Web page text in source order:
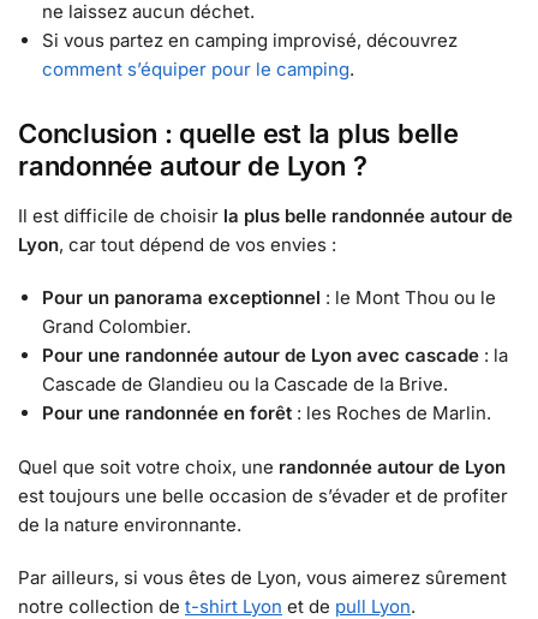
ne laissez aucun déchet.
Si vous partez en camping improvisé, découvrez
comment s’équiper pour le camping.
Conclusion : quelle est la plus belle
randonnée autour de Lyon ?
Il est difficile de choisir la plus belle randonnée autour de
Lyon, car tout dépend de vos envies :
Pour un panorama exceptionnel : le Mont Thou ou le
Grand Colombier.
Pour une randonnée autour de Lyon avec cascade : la
Cascade de Glandieu ou la Cascade de la Brive.
Pour une randonnée en forêt : les Roches de Marlin.
Quel que soit votre choix, une randonnée autour de Lyon
est toujours une belle occasion de s’évader et de profiter
de la nature environnante.
Par ailleurs, si vous êtes de Lyon, vous aimerez sûrement
notre collection de t-shirt Lyon et de pull Lyon.